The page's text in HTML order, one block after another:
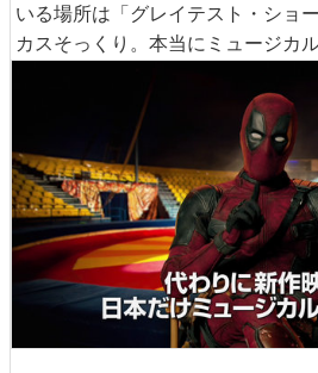
いる場所は「グレイテスト・ショ
カスそっくり。本当にミュージカ